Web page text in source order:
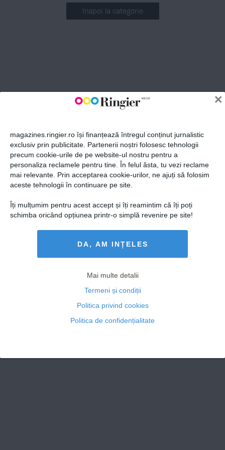
×
magazines.ringier.ro își finanțează întregul conținut jurnalistic
exclusiv prin publicitate. Partenerii noștri folosesc tehnologii
precum cookie-urile de pe website-ul nostru pentru a
personaliza reclamele pentru tine. În felul ăsta, tu vezi reclame
mai relevante. Prin acceptarea cookie-urilor, ne ajuți să folosim
aceste tehnologii în continuare pe site.
Îți mulțumim pentru acest accept și îți reamintim că îți poți
schimba oricând opțiunea printr-o simplă revenire pe site!
DA, AM INȚELES
Mai multe detalii
Termeni și condiții
Politica privind cookies
Politica de confidențialitate
Inapoi la categorie
ABONEAZĂ-TE
Politica de confidențialitate și
© 2026 Ringier Romania. Toate